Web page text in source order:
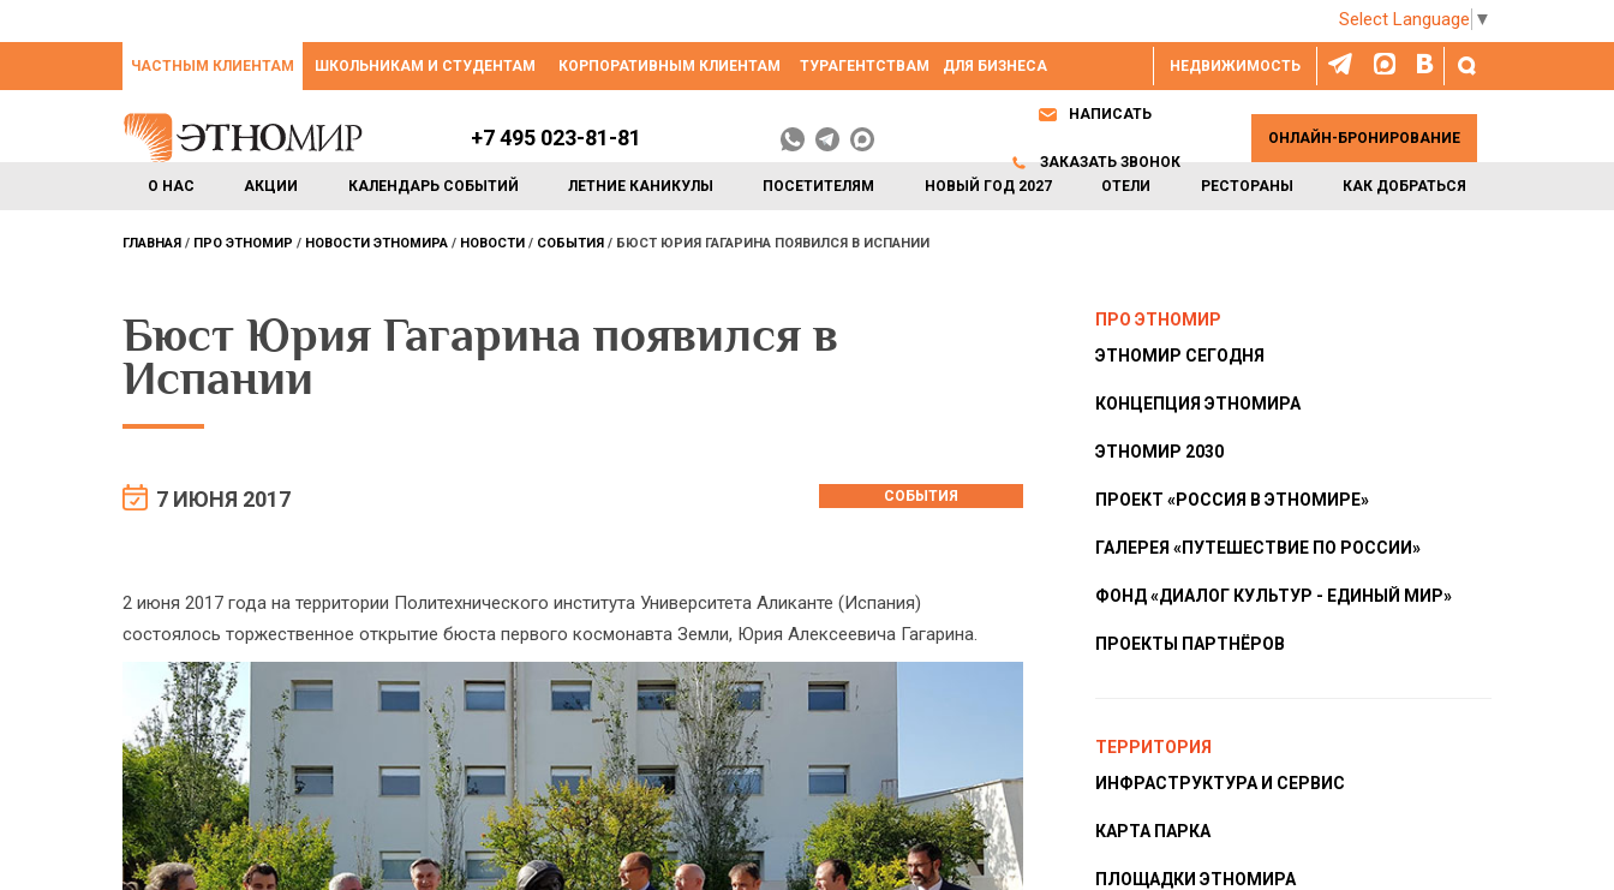
Select Language ▼
НЕДВИЖИМОСТЬ
ЧАСТНЫМ КЛИЕНТАМ ШКОЛЬНИКАМ И СТУДЕНТАМ КОРПОРАТИВНЫМ КЛИЕНТАМ ТУРАГЕНТСТВАМ ДЛЯ БИЗНЕСА
О НАС АКЦИИ КАЛЕНДАРЬ СОБЫТИЙ ЛЕТНИЕ КАНИКУЛЫ ПОСЕТИТЕЛЯМ НОВЫЙ ГОД 2027 ОТЕЛИ РЕСТОРАНЫ КАК ДОБРАТЬСЯ
+7 495 023-81-81
НАПИСАТЬ
ЗАКАЗАТЬ ЗВОНОК
ОНЛАЙН-БРОНИРОВАНИЕ
ГЛАВНАЯ ПРО ЭТНОМИР НОВОСТИ ЭТНОМИРА НОВОСТИ СОБЫТИЯ БЮСТ ЮРИЯ ГАГАРИНА ПОЯВИЛСЯ В ИСПАНИИ
Бюст Юрия Гагарина появился в
Испании
7 ИЮНЯ 2017 СОБЫТИЯ
2 июня 2017 года на территории Политехнического института Университета Аликанте (Испания)
состоялось торжественное открытие бюста первого космонавта Земли, Юрия Алексеевича Гагарина.
ПРО ЭТНОМИР
ЭТНОМИР СЕГОДНЯ
КОНЦЕПЦИЯ ЭТНОМИРА
ЭТНОМИР 2030
ПРОЕКТ «РОССИЯ В ЭТНОМИРЕ»
ГАЛЕРЕЯ «ПУТЕШЕСТВИЕ ПО РОССИИ»
ФОНД «ДИАЛОГ КУЛЬТУР - ЕДИНЫЙ МИР»
ПРОЕКТЫ ПАРТНЁРОВ
ТЕРРИТОРИЯ
ИНФРАСТРУКТУРА И СЕРВИС
КАРТА ПАРКА
ПЛОЩАДКИ ЭТНОМИРА